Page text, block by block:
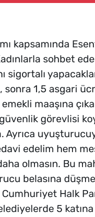
kapsamında
sohbet
sigortalı
sonra 1,5 asgari
maaşına
görevlisi
Ayrıca
edelim hem
olmasın. Bu
belasına
Halk
5 katına